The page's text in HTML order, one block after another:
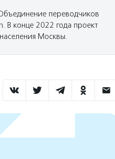
переводчиков
В конце 2022 года проект
Москвы.